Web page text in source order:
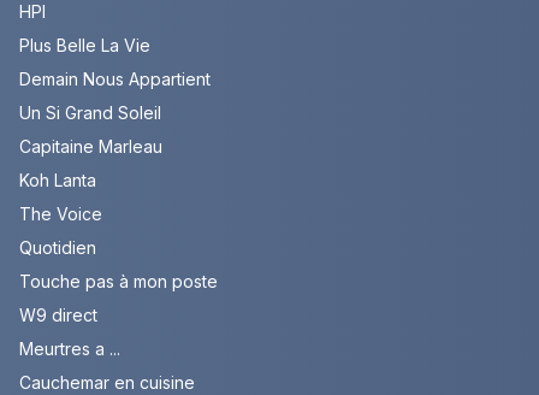
HPI
Plus Belle La Vie
Demain Nous Appartient
Un Si Grand Soleil
Capitaine Marleau
Koh Lanta
The Voice
Quotidien
Touche pas à mon poste
W9 direct
Meurtres a ...
Cauchemar en cuisine